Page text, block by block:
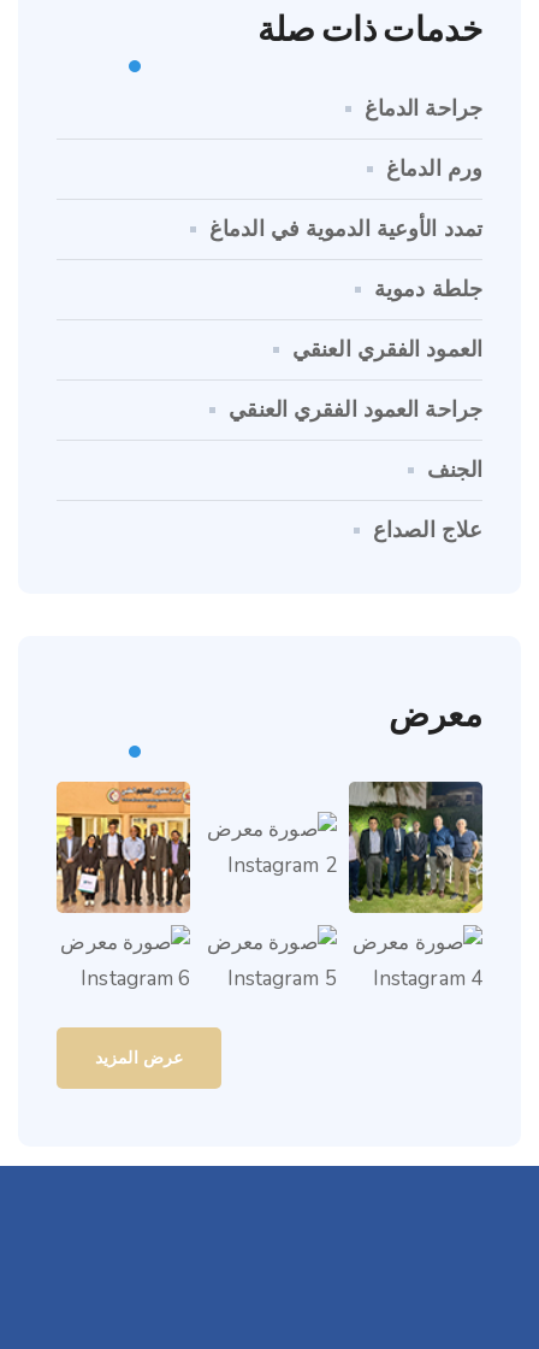
خدمات ذات صلة
جراحة الدماغ
ورم الدماغ
تمدد الأوعية الدموية في الدماغ
جلطة دموية
العمود الفقري العنقي
جراحة العمود الفقري العنقي
الجنف
علاج الصداع
معرض
عرض المزيد